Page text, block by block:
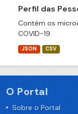
Perfil das
Contém os
COVID-19
JSON CSV
O Portal
Sobre o Portal